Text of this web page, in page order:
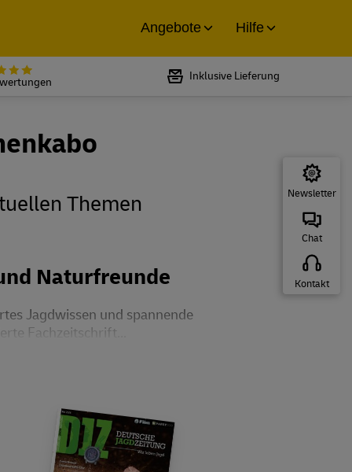
Angebote Hilfe
Bewertet mit 5 von 5 Sternen bei
Inklusive Lieferung
Newsletter
Chat
Kontakt
Themen
Naturfreunde
Jagdwissen und spannende
Fachzeitschrift...